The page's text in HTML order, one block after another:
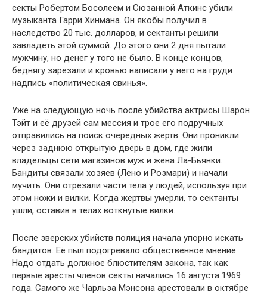
секты Робертом Босолеем и Сюзанной Аткинс убили
музыканта Гарри Хинмана. Он якобы получил в
наследство 20 тыс. долларов, и сектанты решили
завладеть этой суммой. До этого они 2 дня пытали
мужчину, но денег у того не было. В конце концов,
беднягу зарезали и кровью написали у него на груди
надпись «политическая свинья».
Уже на следующую ночь после убийства актрисы Шарон
Тэйт и её друзей сам мессия и трое его подручных
отправились на поиск очередных жертв. Они проникли
через заднюю открытую дверь в дом, где жили
владельцы сети магазинов муж и жена Ла-Бьянки.
Бандиты связали хозяев (Лено и Розмари) и начали
мучить. Они отрезали части тела у людей, используя при
этом ножи и вилки. Когда жертвы умерли, то сектанты
ушли, оставив в телах воткнутые вилки.
После зверских убийств полиция начала упорно искать
бандитов. Её пыл подогревало общественное мнение.
Надо отдать должное блюстителям закона, так как
первые аресты членов секты начались 16 августа 1969
года. Самого же Чарльза Мэнсона арестовали в октябре